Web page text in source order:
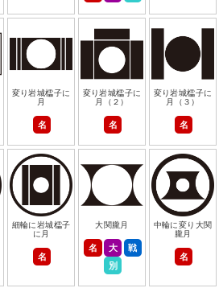
変り岩城櫺子に
月
名
変り岩城櫺子に
月（２）
名
変り岩城櫺子に
月（３）
名
細輪に岩城櫺子
に月
名
大関朧月
名 大
戦
別
中輪に変り大関
朧月
名